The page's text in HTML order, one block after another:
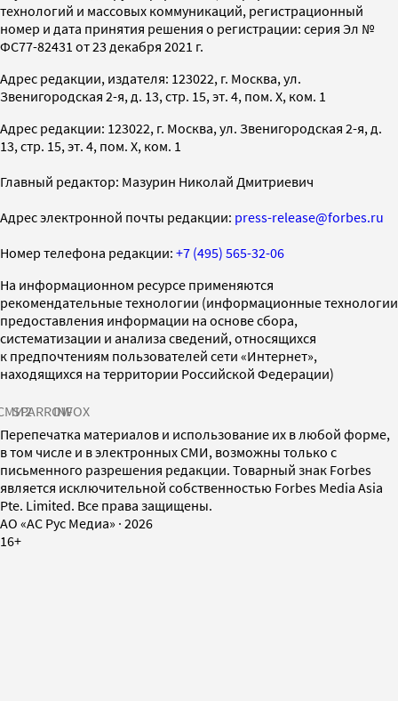
технологий и массовых коммуникаций, регистрационный
номер и дата принятия решения о регистрации: серия Эл №
ФС77-82431 от 23 декабря 2021 г.
Адрес редакции, издателя: 123022, г. Москва, ул.
Звенигородская 2-я, д. 13, стр. 15, эт. 4, пом. X, ком. 1
Адрес редакции: 123022, г. Москва, ул. Звенигородская 2-я, д.
13, стр. 15, эт. 4, пом. X, ком. 1
Главный редактор: Мазурин Николай Дмитриевич
Адрес электронной почты редакции: press-release@forbes.ru
Номер телефона редакции: +7 (495) 565-32-06
На информационном ресурсе применяются
рекомендательные технологии (информационные технологии
предоставления информации на основе сбора,
систематизации и анализа сведений, относящихся
к предпочтениям пользователей сети «Интернет»,
находящихся на территории Российской Федерации)
SPARROWINFOX
Перепечатка материалов и использование их в любой форме,
в том числе и в электронных СМИ, возможны только с
письменного разрешения редакции. Товарный знак Forbes
является исключительной собственностью Forbes Media Asia
Pte. Limited. Все права защищены.
AO «АС Рус Медиа» · 2026
16+